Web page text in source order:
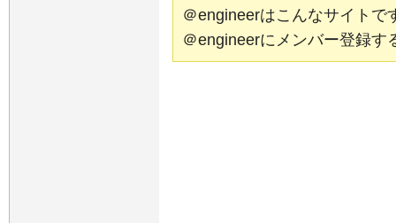
＠engineerはこんなサイ
＠engineerにメンバー登